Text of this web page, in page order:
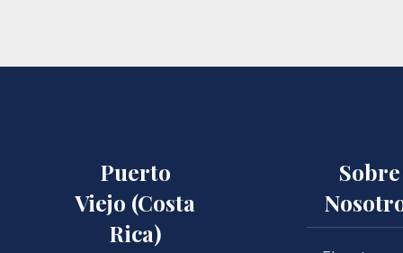
Puerto
Viejo (Costa
Rica)
Sobre